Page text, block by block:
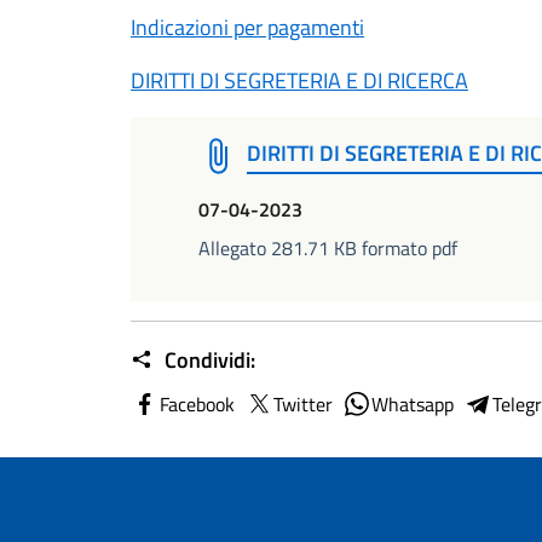
Indicazioni per pagamenti
DIRITTI DI SEGRETERIA E DI RICERCA
DIRITTI DI SEGRETERIA E DI
07-04-2023
Allegato 281.71 KB formato pdf
Condividi:
Facebook Twitter Whatsapp